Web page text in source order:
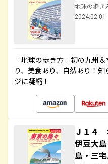
地球の歩き
2024.02.01
「地球の歩き方」初の九州
り、美食あり、自然あり！
ジに凝縮！
Ｊ１４
伊豆大
島・三